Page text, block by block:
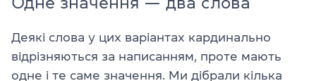
Деякі слова у цих варіантах кардинально
відрізняються за написанням, проте мають
одне і те саме значення. Ми дібрали кілька